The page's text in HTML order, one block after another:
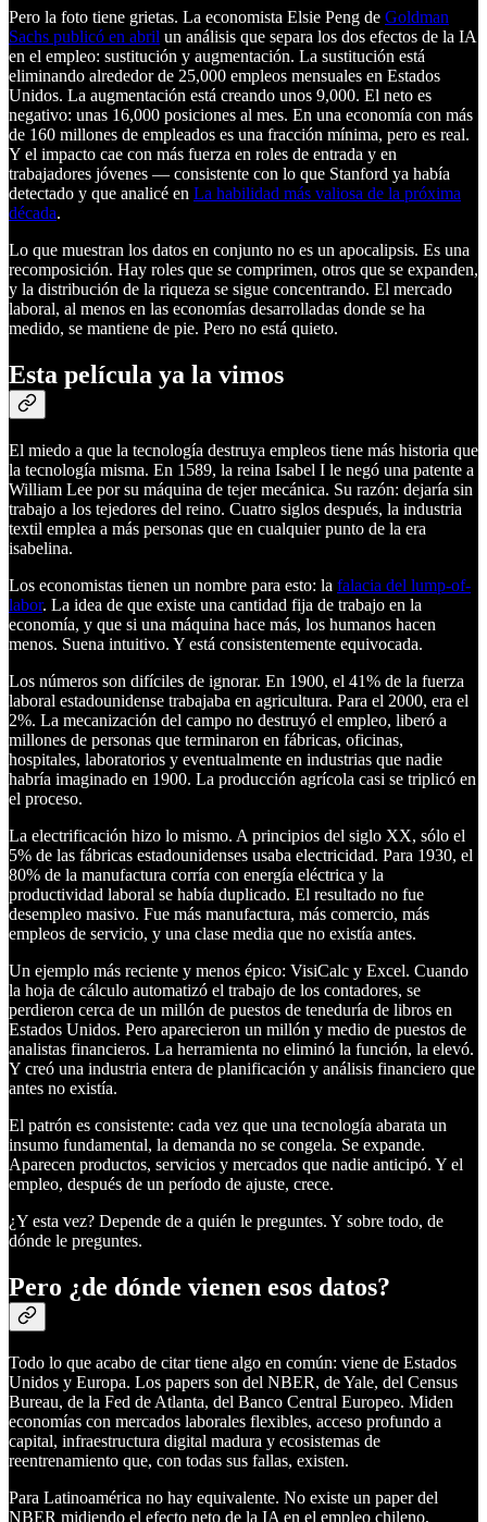
Pero la foto tiene grietas. La economista Elsie Peng de Goldman
Sachs publicó en abril un análisis que separa los dos efectos de la IA
en el empleo: sustitución y augmentación. La sustitución está
eliminando alrededor de 25,000 empleos mensuales en Estados
Unidos. La augmentación está creando unos 9,000. El neto es
negativo: unas 16,000 posiciones al mes. En una economía con más
de 160 millones de empleados es una fracción mínima, pero es real.
Y el impacto cae con más fuerza en roles de entrada y en
trabajadores jóvenes — consistente con lo que Stanford ya había
detectado y que analicé en La habilidad más valiosa de la próxima
década.
Lo que muestran los datos en conjunto no es un apocalipsis. Es una
recomposición. Hay roles que se comprimen, otros que se expanden,
y la distribución de la riqueza se sigue concentrando. El mercado
laboral, al menos en las economías desarrolladas donde se ha
medido, se mantiene de pie. Pero no está quieto.
Esta película ya la vimos
El miedo a que la tecnología destruya empleos tiene más historia que
la tecnología misma. En 1589, la reina Isabel I le negó una patente a
William Lee por su máquina de tejer mecánica. Su razón: dejaría sin
trabajo a los tejedores del reino. Cuatro siglos después, la industria
textil emplea a más personas que en cualquier punto de la era
isabelina.
Los economistas tienen un nombre para esto: la falacia del lump-of-
labor. La idea de que existe una cantidad fija de trabajo en la
economía, y que si una máquina hace más, los humanos hacen
menos. Suena intuitivo. Y está consistentemente equivocada.
Los números son difíciles de ignorar. En 1900, el 41% de la fuerza
laboral estadounidense trabajaba en agricultura. Para el 2000, era el
2%. La mecanización del campo no destruyó el empleo, liberó a
millones de personas que terminaron en fábricas, oficinas,
hospitales, laboratorios y eventualmente en industrias que nadie
habría imaginado en 1900. La producción agrícola casi se triplicó en
el proceso.
La electrificación hizo lo mismo. A principios del siglo XX, sólo el
5% de las fábricas estadounidenses usaba electricidad. Para 1930, el
80% de la manufactura corría con energía eléctrica y la
productividad laboral se había duplicado. El resultado no fue
desempleo masivo. Fue más manufactura, más comercio, más
empleos de servicio, y una clase media que no existía antes.
Un ejemplo más reciente y menos épico: VisiCalc y Excel. Cuando
la hoja de cálculo automatizó el trabajo de los contadores, se
perdieron cerca de un millón de puestos de teneduría de libros en
Estados Unidos. Pero aparecieron un millón y medio de puestos de
analistas financieros. La herramienta no eliminó la función, la elevó.
Y creó una industria entera de planificación y análisis financiero que
antes no existía.
El patrón es consistente: cada vez que una tecnología abarata un
insumo fundamental, la demanda no se congela. Se expande.
Aparecen productos, servicios y mercados que nadie anticipó. Y el
empleo, después de un período de ajuste, crece.
¿Y esta vez? Depende de a quién le preguntes. Y sobre todo, de
dónde le preguntes.
Pero ¿de dónde vienen esos datos?
Todo lo que acabo de citar tiene algo en común: viene de Estados
Unidos y Europa. Los papers son del NBER, de Yale, del Census
Bureau, de la Fed de Atlanta, del Banco Central Europeo. Miden
economías con mercados laborales flexibles, acceso profundo a
capital, infraestructura digital madura y ecosistemas de
reentrenamiento que, con todas sus fallas, existen.
Para Latinoamérica no hay equivalente. No existe un paper del
NBER midiendo el efecto neto de la IA en el empleo chileno,